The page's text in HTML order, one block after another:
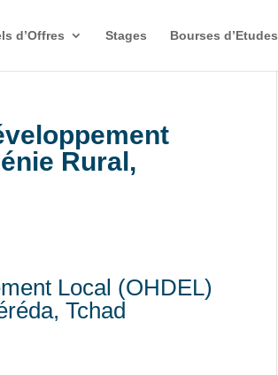
d’Offres Stages Bourses d’Etudes
Rural,
Local (OHDEL)
Tchad